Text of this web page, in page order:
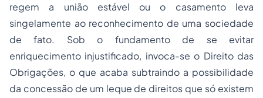
regem a união estável ou o casamento leva
singelamente ao reconhecimento de uma sociedade
de fato. Sob o fundamento de se evitar
enriquecimento injustificado, invoca-se o Direito das
Obrigações, o que acaba subtraindo a possibilidade
da concessão de um leque de direitos que só existem